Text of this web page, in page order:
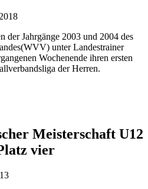
der Jahrgänge 2003 und 2004 des
unter Landestrainer
Wochenende ihren ersten
der Herren.
Meisterschaft U12
vier